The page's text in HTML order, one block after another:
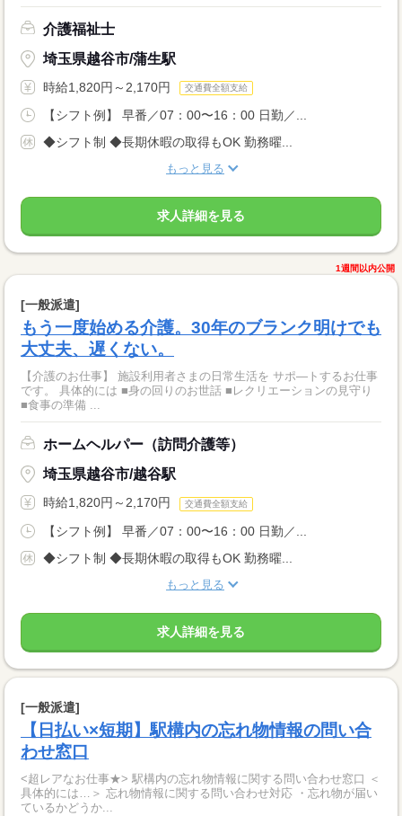
介護福祉士
埼玉県越谷市/蒲生駅
時給1,820円～2,170円 交通費全額支給
【シフト例】 早番／07：00〜16：00 日勤／...
◆シフト制 ◆長期休暇の取得もOK 勤務曜...
もっと見る
求人詳細を見る
1週間以内公開
[一般派遣]
もう一度始める介護。30年のブランク明けでも
大丈夫、遅くない。
【介護のお仕事】 施設利用者さまの日常生活を サポ―トするお仕事
です。 具体的には ■身の回りのお世話 ■レクリエーションの見守り
■食事の準備 ...
ホームヘルパー（訪問介護等）
埼玉県越谷市/越谷駅
時給1,820円～2,170円 交通費全額支給
【シフト例】 早番／07：00〜16：00 日勤／...
◆シフト制 ◆長期休暇の取得もOK 勤務曜...
もっと見る
求人詳細を見る
[一般派遣]
【日払い×短期】駅構内の忘れ物情報の問い合
わせ窓口
<超レアなお仕事★> 駅構内の忘れ物情報に関する問い合わせ窓口 ＜
具体的には…＞ 忘れ物情報に関する問い合わせ対応 ・忘れ物が届い
ているかどうか...